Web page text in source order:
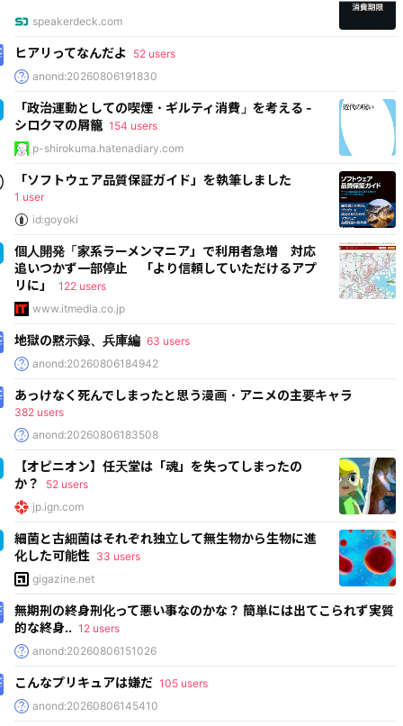
speakerdeck.com
ヒアリってなんだよ 52 users
anond:20260806191830
「政治運動としての喫煙・ギルティ消費」を考える -
シロクマの屑籠 154 users
p-shirokuma.hatenadiary.com
「ソフトウェア品質保証ガイド」を執筆しました
1 user
id:goyoki
個人開発「家系ラーメンマニア」で利用者急増 対応
追いつかず一部停止 「より信頼していただけるアプ
リに」
122 users
www.itmedia.co.jp
地獄の黙示録、兵庫編 63 users
anond:20260806184942
あっけなく死んでしまったと思う漫画・アニメの主要キャラ
382 users
anond:20260806183508
【オピニオン】任天堂は「魂」を失ってしまったの
か？
52 users
jp.ign.com
細菌と古細菌はそれぞれ独立して無生物から生物に進
化した可能性 33 users
gigazine.net
無期刑の終身刑化って悪い事なのかな？ 簡単には出てこられず実質
的な終身.. 12 users
anond:20260806151026
こんなプリキュアは嫌だ 105 users
anond:20260806145410